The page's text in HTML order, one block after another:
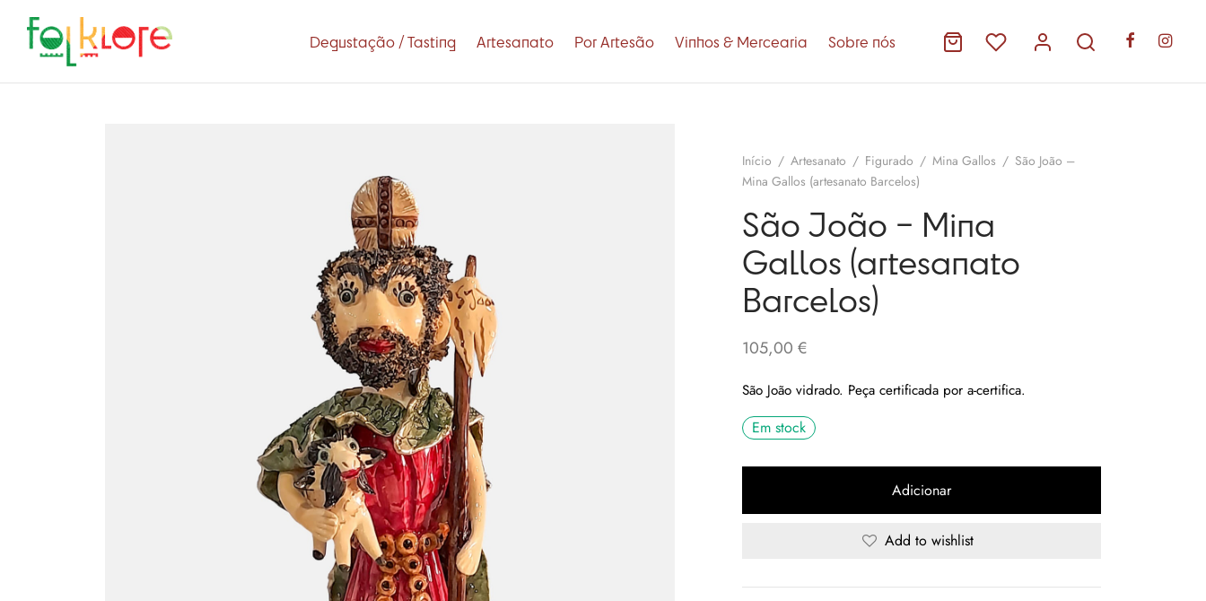
Degustação / Tasting Artesanato Por Artesão Vinhos & Mercearia Sobre nós
Início / Artesanato / Figurado / Mina Gallos / São João –
Mina Gallos (artesanato Barcelos)
São João – Mina
Gallos (artesanato
Barcelos)
105,00 €
São João vidrado. Peça certificada por a-certifica.
Em stock
Adicionar
Add to wishlist